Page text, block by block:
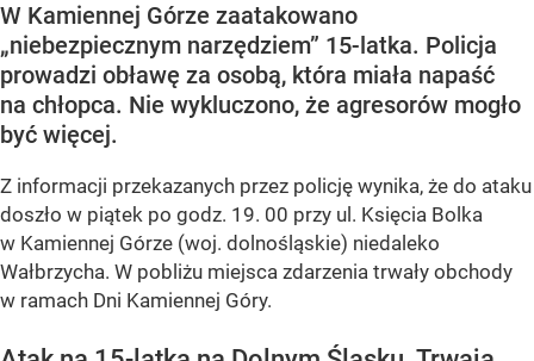
W Kamiennej Górze zaatakowano
„niebezpiecznym narzędziem” 15-latka. Policja
prowadzi obławę za osobą, która miała napaść
na chłopca. Nie wykluczono, że agresorów mogło
być więcej.
Z informacji przekazanych przez policję wynika, że do ataku
doszło w piątek po godz. 19. 00 przy ul. Księcia Bolka
w Kamiennej Górze (woj. dolnośląskie) niedaleko
Wałbrzycha. W pobliżu miejsca zdarzenia trwały obchody
w ramach Dni Kamiennej Góry.